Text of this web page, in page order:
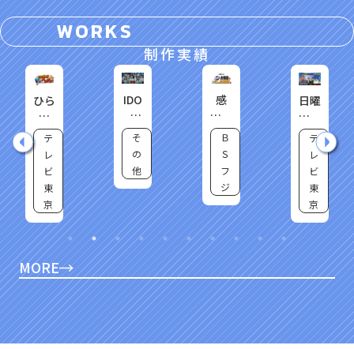
WORKS
制作実績
IDO
OF
THE
DEA
D～
あな
たの
隣は
死に
まし
た～
そ
の
他
感
動！
大相
撲が
っぷ
り総
見
Ｂ
Ｓ
フ
ジ
日曜
ビッ
グバ
ラエ
ティ
異常
気象
ＳＯ
Ｓ！
どう
なる
ニッ
ポン
の気
候天
気の
プロ
テ
レ
ビ
東
京
「令
和サ
スペ
ンス
劇
場
「旅
人検
視官
道場
修
作」
和
歌山
県
南紀
勝浦
Ｂ
Ｓ
日
テ
レ
MORE